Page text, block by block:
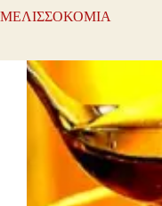
ΜΕΛΙΣΣΟΚΟΜΙΑ